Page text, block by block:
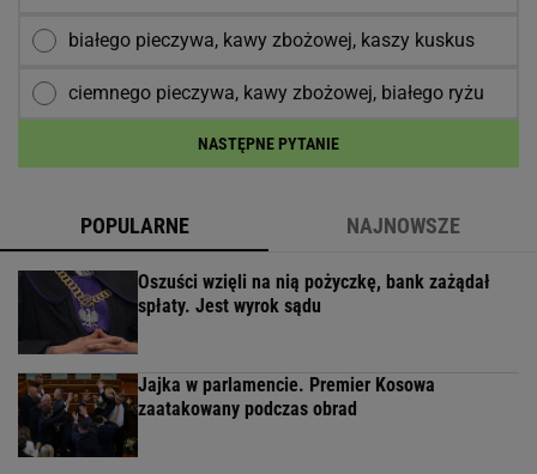
białego pieczywa, kawy zbożowej, kaszy kuskus
ciemnego pieczywa, kawy zbożowej, białego ryżu
NASTĘPNE PYTANIE
POPULARNE NAJNOWSZE
Oszuści wzięli na nią pożyczkę, bank zażądał
spłaty. Jest wyrok sądu
Jajka w parlamencie. Premier Kosowa
zaatakowany podczas obrad